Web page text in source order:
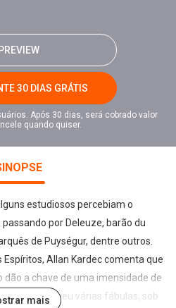
30 DIAS GRÁTIS
Após 30 dias, será cobrado valor
quando quiser.
estudiosos percebiam o
por Deleuze, barão du
de Puységur, dentre outros.
Espíritos, Allan Kardec comenta que
a chave de uma imensidade de
teceu várias fábulas, sob
mais